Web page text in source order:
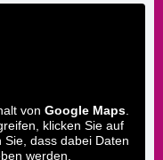
von Google Maps
klicken Sie auf
dass dabei Daten
werden.